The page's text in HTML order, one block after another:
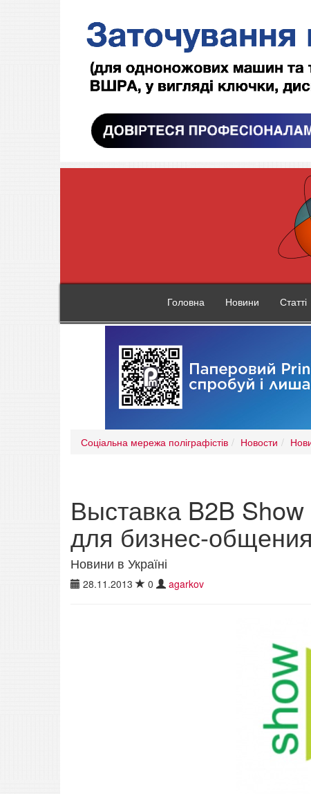
Головна Новини Статті
Соціальна мережа поліграфістів Новости
Выставка B2B
для бизнес-общения
Новини в Україні
28.11.2013 0 agarkov